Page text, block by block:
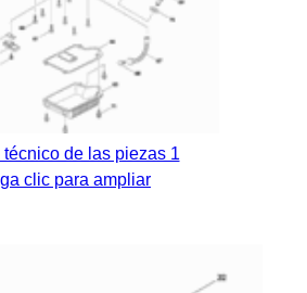
técnico de las piezas 1
clic para ampliar